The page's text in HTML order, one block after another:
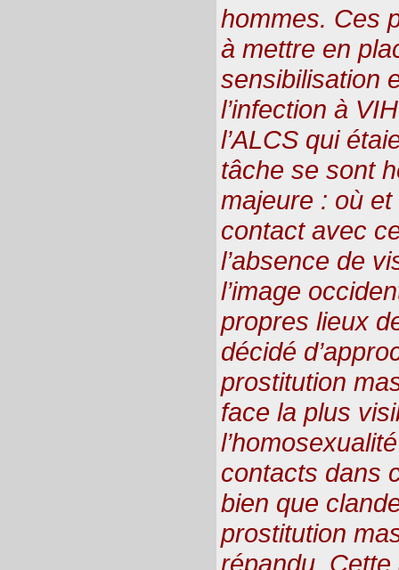
hommes. Ces
à mettre en
sensibilisation
l’infection à
l’ALCS qui
tâche se sont
majeure : où
contact avec
l’absence de
l’image
propres lieux
décidé
prostitution
face la plus
contacts dans
bien que
prostitution
répandu.